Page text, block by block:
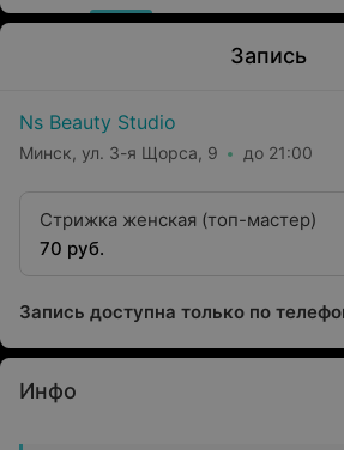
Запись
Ns Beauty Studio
Минск, ул. 3-я Щорса, 9 до 21:00
Стрижка женская (топ-мастер)
70 руб.
Запись доступна только по
Инфо